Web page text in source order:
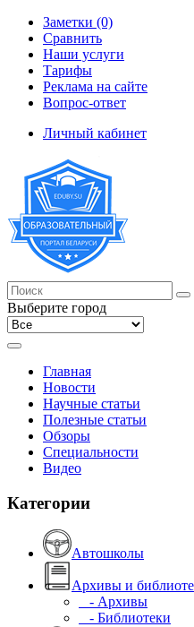
Заметки (0)
Сравнить
Наши услуги
Тарифы
Реклама на сайте
Вопрос-ответ
Личный кабинет
Выберите город
Главная
Новости
Научные статьи
Полезные статьи
Обзоры
Специальности
Видео
Категории
Автошколы
Архивы и
- Архивы
- Библиотеки